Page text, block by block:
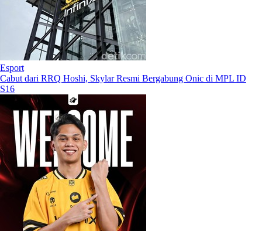
Esport
Cabut dari RRQ Hoshi, Skylar Resmi Bergabung Onic di MPL ID
S16